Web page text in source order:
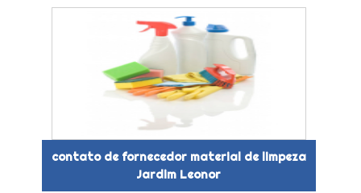
contato de fornecedor material de limpeza
Jardim Leonor